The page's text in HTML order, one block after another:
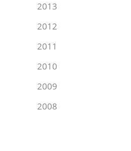
2013
2012
2011
2010
2009
2008